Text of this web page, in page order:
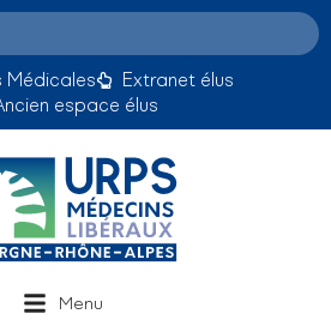
Médicales
Extranet élus
espace élus
Menu